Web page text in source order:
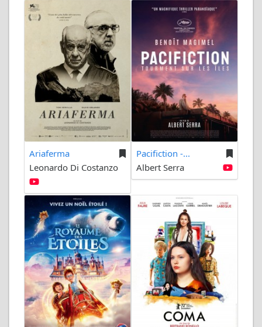
Ariaferma
Leonardo Di Costanzo
Pacifiction -...
Albert Serra